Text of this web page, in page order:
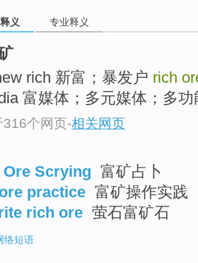
义 专业释义
rich 新富；暴发户 rich
富媒体；多元媒体；多
316个网页-相关网页
Ore Scrying 富矿占卜
practice 富矿操作实践
rich ore 萤石富矿石
络短语